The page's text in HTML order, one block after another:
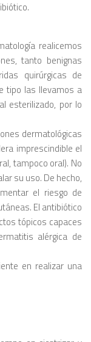
realicemos
tanto benignas
quirúrgicas de
tipo las llevamos a
esterilizado, por lo
dermatológicas
imprescindible el
tampoco oral). No
su uso. De hecho,
el riesgo de
El antibiótico
tópicos capaces
alérgica de
en realizar una